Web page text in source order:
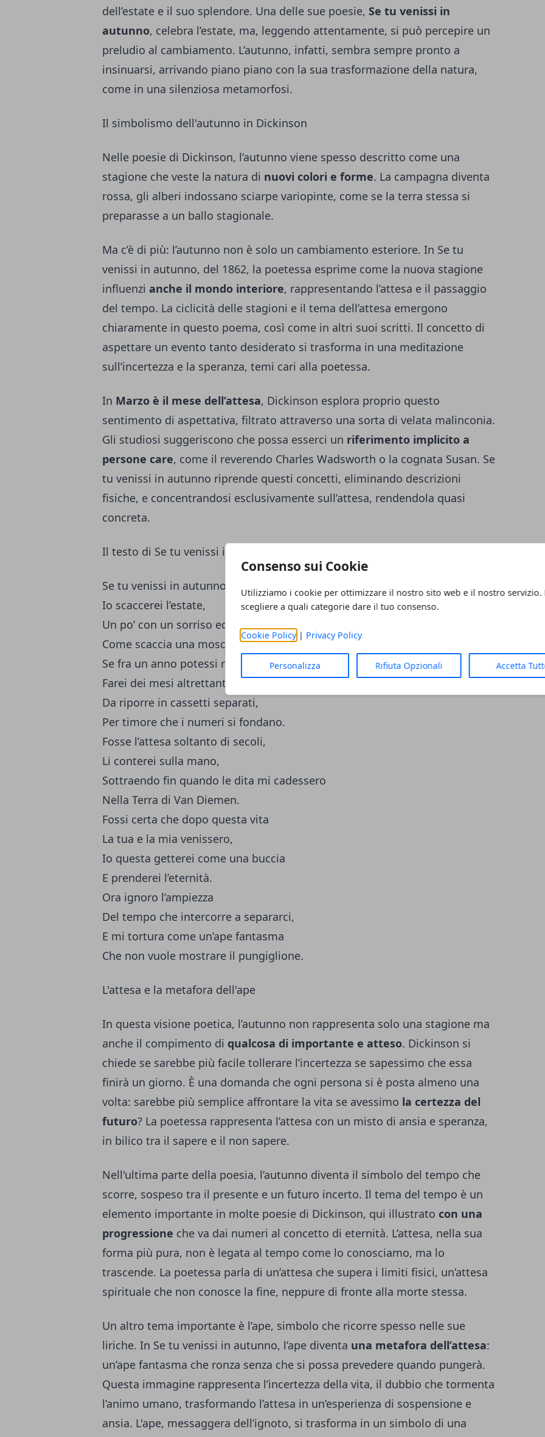
Consenso sui Cookie
Utilizziamo i cookie per ottimizzare il nostro sito web e il nostro servizio.
scegliere a quali categorie dare il tuo consenso.
Cookie Policy| Privacy Policy
Personalizza Rifiuta Opzionali Accetta
dell’estate e il suo splendore. Una delle sue poesie, Se tu venissi in
autunno, celebra l’estate, ma, leggendo attentamente, si può percepire un
preludio al cambiamento. L’autunno, infatti, sembra sempre pronto a
insinuarsi, arrivando piano piano con la sua trasformazione della natura,
come in una silenziosa metamorfosi.
Il simbolismo dell'autunno in Dickinson
Nelle poesie di Dickinson, l’autunno viene spesso descritto come una
stagione che veste la natura di nuovi colori e forme. La campagna diventa
rossa, gli alberi indossano sciarpe variopinte, come se la terra stessa si
preparasse a un ballo stagionale.
Ma c’è di più: l’autunno non è solo un cambiamento esteriore. In Se tu
venissi in autunno, del 1862, la poetessa esprime come la nuova stagione
influenzi anche il mondo interiore, rappresentando l’attesa e il passaggio
del tempo. La ciclicità delle stagioni e il tema dell’attesa emergono
chiaramente in questo poema, così come in altri suoi scritti. Il concetto di
aspettare un evento tanto desiderato si trasforma in una meditazione
sull’incertezza e la speranza, temi cari alla poetessa.
In Marzo è il mese dell’attesa, Dickinson esplora proprio questo
sentimento di aspettativa, filtrato attraverso una sorta di velata malinconia.
Gli studiosi suggeriscono che possa esserci un riferimento implicito a
persone care, come il reverendo Charles Wadsworth o la cognata Susan. Se
tu venissi in autunno riprende questi concetti, eliminando descrizioni
fisiche, e concentrandosi esclusivamente sull’attesa, rendendola quasi
concreta.
Il testo di Se tu venissi in autunno
Se tu venissi in autunno,
Io scaccerei l’estate,
Un po’ con un sorriso ed un po’ con dispetto,
Come scaccia una mosca la massaia.
Se fra un anno potessi rivederti,
Farei dei mesi altrettanti gomitoli,
Da riporre in cassetti separati,
Per timore che i numeri si fondano.
Fosse l’attesa soltanto di secoli,
Li conterei sulla mano,
Sottraendo fin quando le dita mi cadessero
Nella Terra di Van Diemen.
Fossi certa che dopo questa vita
La tua e la mia venissero,
Io questa getterei come una buccia
E prenderei l’eternità.
Ora ignoro l’ampiezza
Del tempo che intercorre a separarci,
E mi tortura come un’ape fantasma
Che non vuole mostrare il pungiglione.
L'attesa e la metafora dell'ape
In questa visione poetica, l’autunno non rappresenta solo una stagione ma
anche il compimento di qualcosa di importante e atteso. Dickinson si
chiede se sarebbe più facile tollerare l’incertezza se sapessimo che essa
finirà un giorno. È una domanda che ogni persona si è posta almeno una
volta: sarebbe più semplice affrontare la vita se avessimo la certezza del
futuro? La poetessa rappresenta l’attesa con un misto di ansia e speranza,
in bilico tra il sapere e il non sapere.
Nell'ultima parte della poesia, l’autunno diventa il simbolo del tempo che
scorre, sospeso tra il presente e un futuro incerto. Il tema del tempo è un
elemento importante in molte poesie di Dickinson, qui illustrato con una
progressione che va dai numeri al concetto di eternità. L’attesa, nella sua
forma più pura, non è legata al tempo come lo conosciamo, ma lo
trascende. La poetessa parla di un’attesa che supera i limiti fisici, un’attesa
spirituale che non conosce la fine, neppure di fronte alla morte stessa.
Un altro tema importante è l’ape, simbolo che ricorre spesso nelle sue
liriche. In Se tu venissi in autunno, l’ape diventa una metafora dell’attesa:
un’ape fantasma che ronza senza che si possa prevedere quando pungerà.
Questa immagine rappresenta l’incertezza della vita, il dubbio che tormenta
l’animo umano, trasformando l’attesa in un’esperienza di sospensione e
ansia. L'ape, messaggera dell’ignoto, si trasforma in un simbolo di una